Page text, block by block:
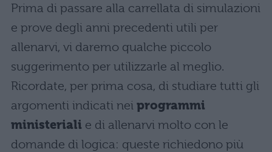
Prima di passare alla carrellata di simulazioni
e prove degli anni precedenti utili per
allenarvi, vi daremo qualche piccolo
suggerimento per utilizzarle al meglio.
Ricordate, per prima cosa, di studiare tutti gli
argomenti indicati nei programmi
ministeriali e di allenarvi molto con le
domande di logica: queste richiedono più